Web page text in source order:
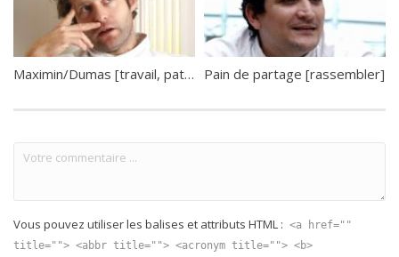
Maximin/Dumas [travail, patience, sacrifice] Pain de partage [rassembler]
Vous pouvez utiliser les balises et attributs HTML : <a href=""
title=""> <abbr title=""> <acronym title=""> <b>